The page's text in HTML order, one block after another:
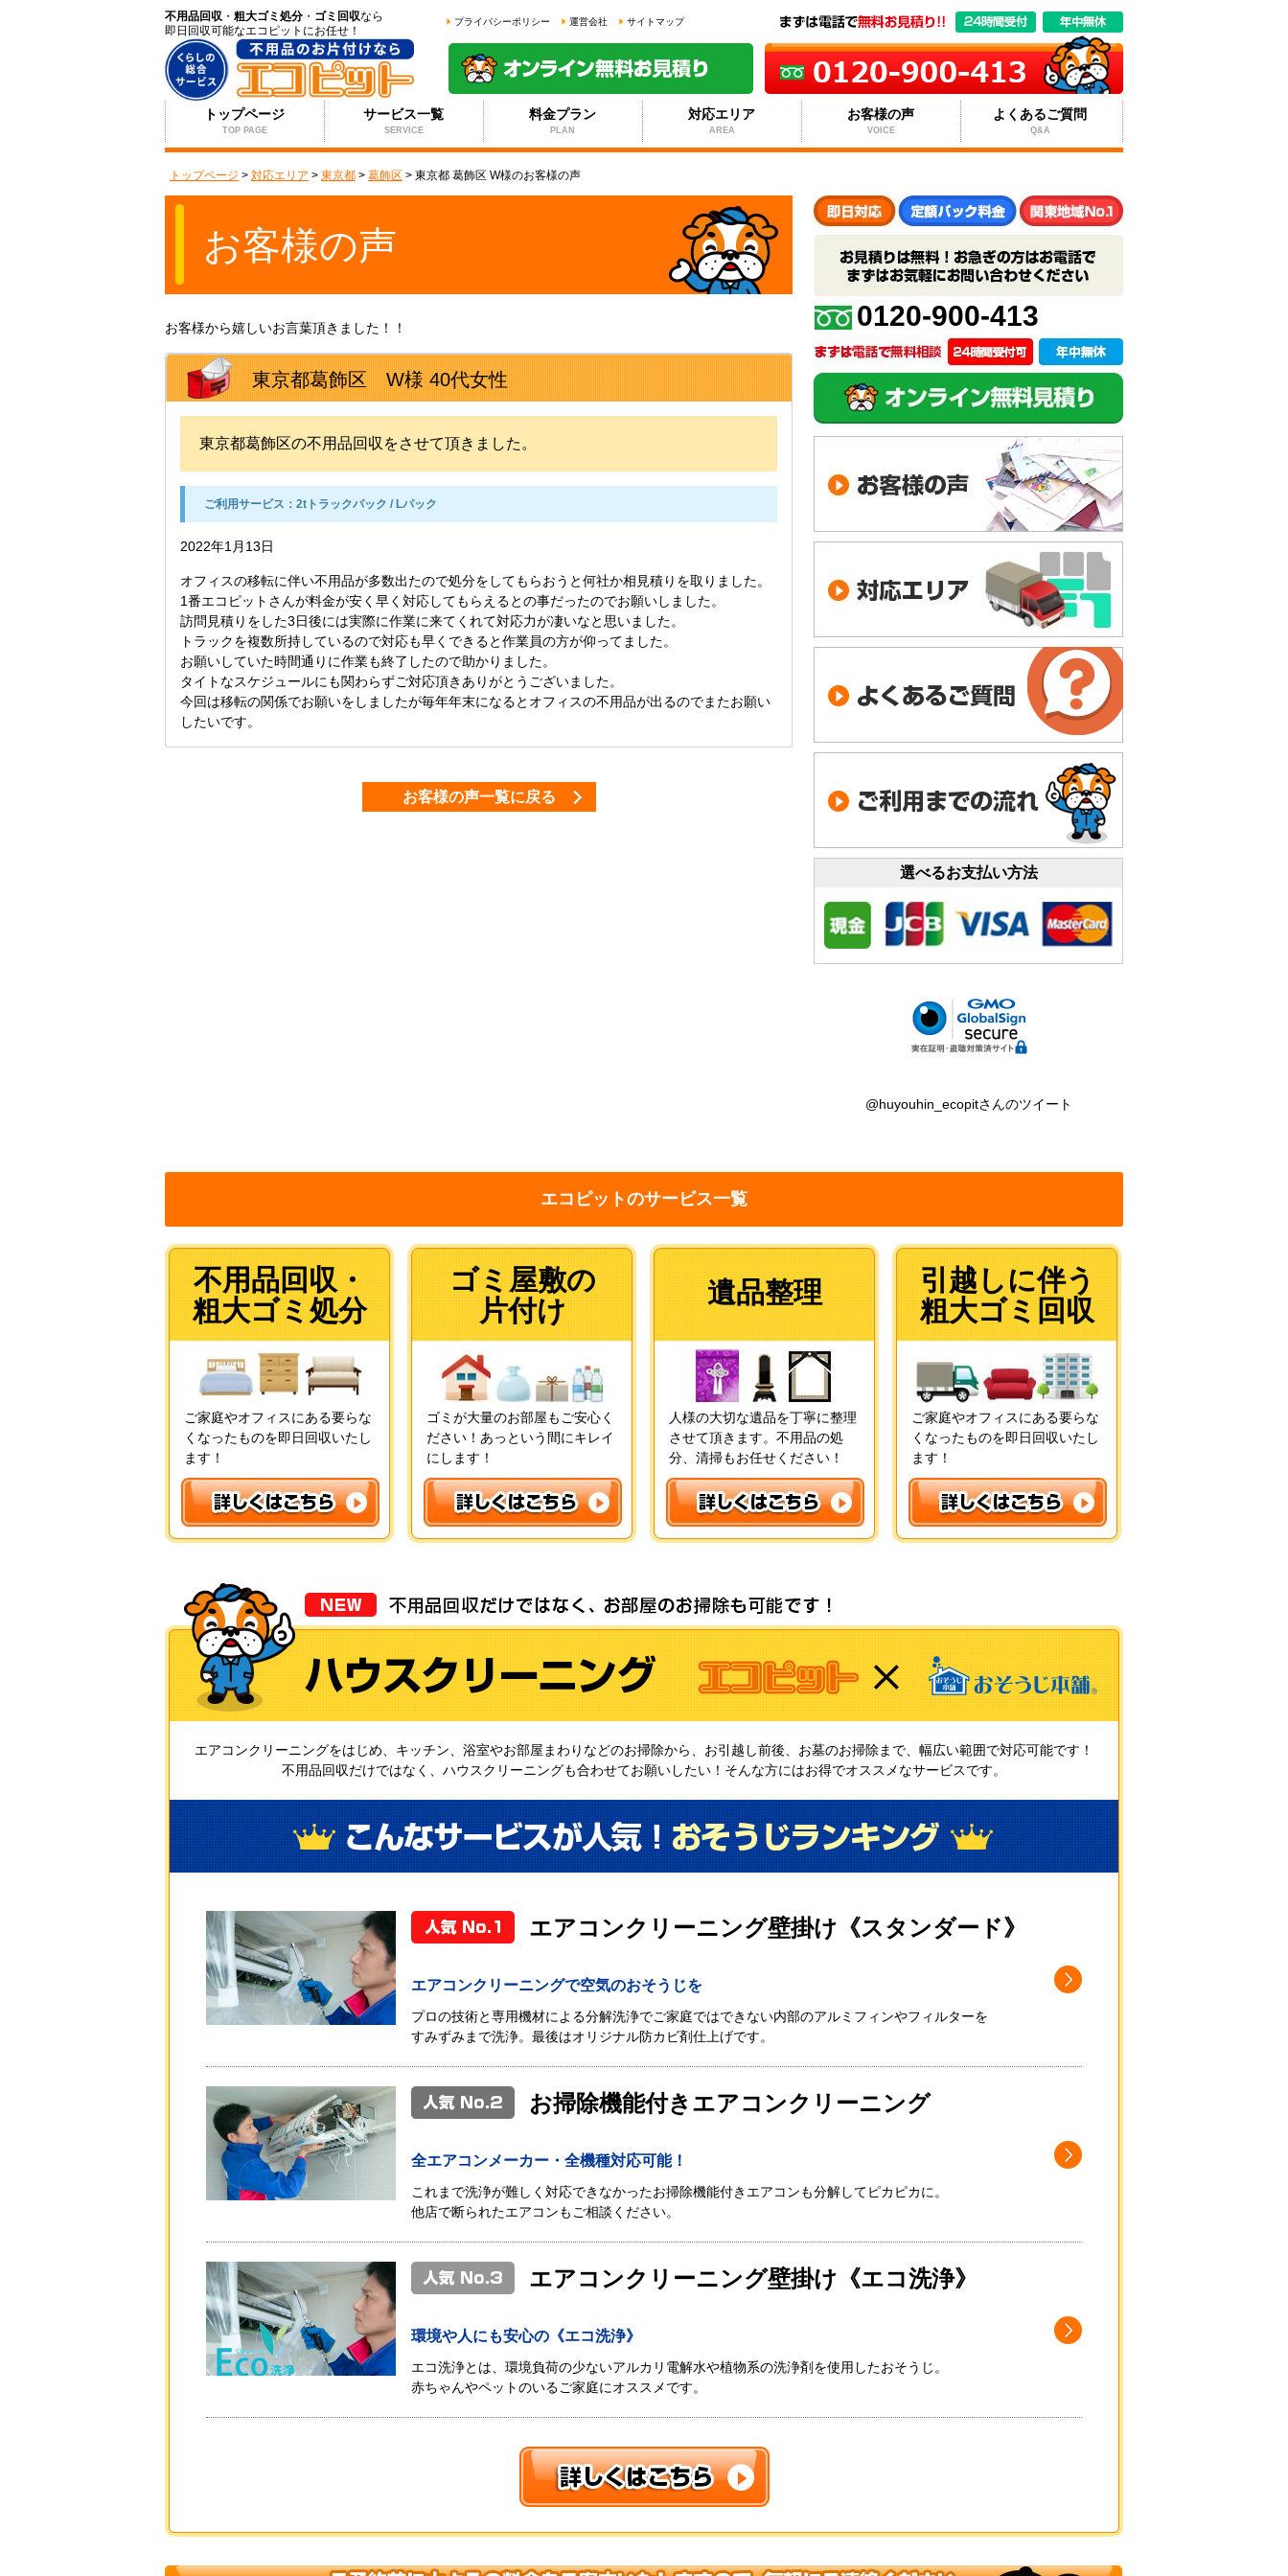
不用品回収 ・ 粗大ゴミ処分 ・ ゴミ回収なら
即日回収可能なエコピットにお任せ！
プライバシーポリシー 運営会社 サイトマップ
トップページ
TOP PAGE
サービス一覧
SERVICE
料金プラン
PLAN
対応エリア
AREA
お客様の声
VOICE
よくあるご質問
Q&A
トップページ > 対応エリア > 東京都 > 葛飾区 > 東京都 葛飾区 W様のお客様の声
お客様の声
お客様から嬉しいお言葉頂きました！！
東京都葛飾区 W様 40代女性
東京都葛飾区の不用品回収をさせて頂きました。
ご利用サービス： 2tトラックパック / Lパック
2022年1月13日
オフィスの移転に伴い不用品が多数出たので処分をしてもらおうと何社か相見積りを取りました。
1番エコピットさんが料金が安く早く対応してもらえるとの事だったのでお願いしました。
訪問見積りをした3日後には実際に作業に来てくれて対応力が凄いなと思いました。
トラックを複数所持しているので対応も早くできると作業員の方が仰ってました。
お願いしていた時間通りに作業も終了したので助かりました。
タイトなスケジュールにも関わらずご対応頂きありがとうございました。
今回は移転の関係でお願いをしましたが毎年年末になるとオフィスの不用品が出るのでまたお願い
したいです。
お客様の声一覧に戻る
0120-900-413
選べるお支払い方法
@huyouhin_ecopitさんのツイート
エコピットのサービス一覧
不用品回収・
粗大ゴミ処分
ご家庭やオフィスにある要らな
くなったものを即日回収いたし
ます！
ゴミ屋敷の
片付け
ゴミが大量のお部屋もご安心く
ださい！あっという間にキレイ
にします！
遺品整理
人様の大切な遺品を丁寧に整理
させて頂きます。不用品の処
分、清掃もお任せください！
引越しに伴う
粗大ゴミ回収
ご家庭やオフィスにある要らな
くなったものを即日回収いたし
ます！
エアコンクリーニングをはじめ、キッチン、浴室やお部屋まわりなどのお掃除から、お引越し前後、お墓のお掃除まで、幅広い範囲で対応可能です！
不用品回収だけではなく、ハウスクリーニングも合わせてお願いしたい！そんな方にはお得でオススメなサービスです。
エアコンクリーニング壁掛け《スタンダード》
エアコンクリーニングで空気のおそうじを
プロの技術と専用機材による分解洗浄でご家庭ではできない内部のアルミフィンやフィルターを
すみずみまで洗浄。最後はオリジナル防カビ剤仕上げです。
お掃除機能付きエアコンクリーニング
全エアコンメーカー・全機種対応可能！
これまで洗浄が難しく対応できなかったお掃除機能付きエアコンも分解してピカピカに。
他店で断られたエアコンもご相談ください。
エアコンクリーニング壁掛け《エコ洗浄》
環境や人にも安心の《エコ洗浄》
エコ洗浄とは、環境負荷の少ないアルカリ電解水や植物系の洗浄剤を使用したおそうじ。
赤ちゃんやペットのいるご家庭にオススメです。